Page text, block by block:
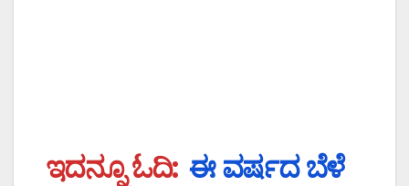
ಇದನ್ನೂ ಓದಿ: ಈ ವರ್ಷದ ಬೆಳೆ